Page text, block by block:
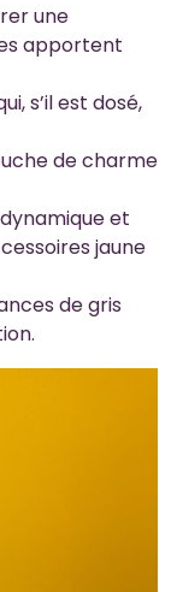
une
apportent
s’il est dosé,
de charme
et
jaune
de gris